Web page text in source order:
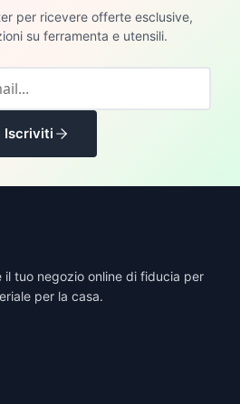
per ricevere offerte esclusive,
su ferramenta e utensili.
Iscriviti
il tuo negozio online di fiducia per
per la casa.